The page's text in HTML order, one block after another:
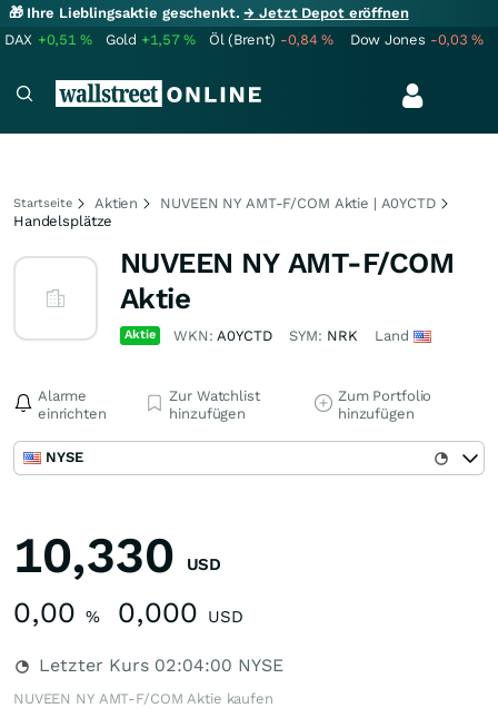
🎁 Ihre Lieblingsaktie geschenkt.→ Jetzt Depot eröffnen
DAX +0,51% Gold +1,57% Öl (Brent) -0,84% Dow Jones -0,03%
Startseite Aktien
NUVEEN NY AMT-F/COM Aktie | A0YCTD
Handelsplätze
NUVEEN NY AMT-F/COM
Aktie
Aktie WKN:A0YCTD SYM: NRK Land
Alarme
einrichten
Zur Watchlist
hinzufügen
Zum Portfolio
hinzufügen
NYSE
10,330 USD
0,00 % 0,000 USD
Letzter Kurs 02:04:00 NYSE
NUVEEN NY AMT-F/COM Aktie kaufen